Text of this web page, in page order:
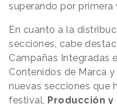
superando por
En cuanto a la
secciones, cabe
Campañas Integradas
Contenidos de Marca
nuevas secciones que
festival, Producción y